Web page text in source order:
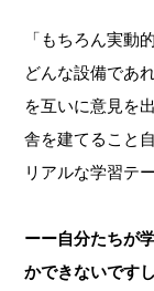
「もちろん実動
どんな設備であ
を互いに意見を
舎を建てること
リアルな学習テ
ーー自分たちが
かできないです